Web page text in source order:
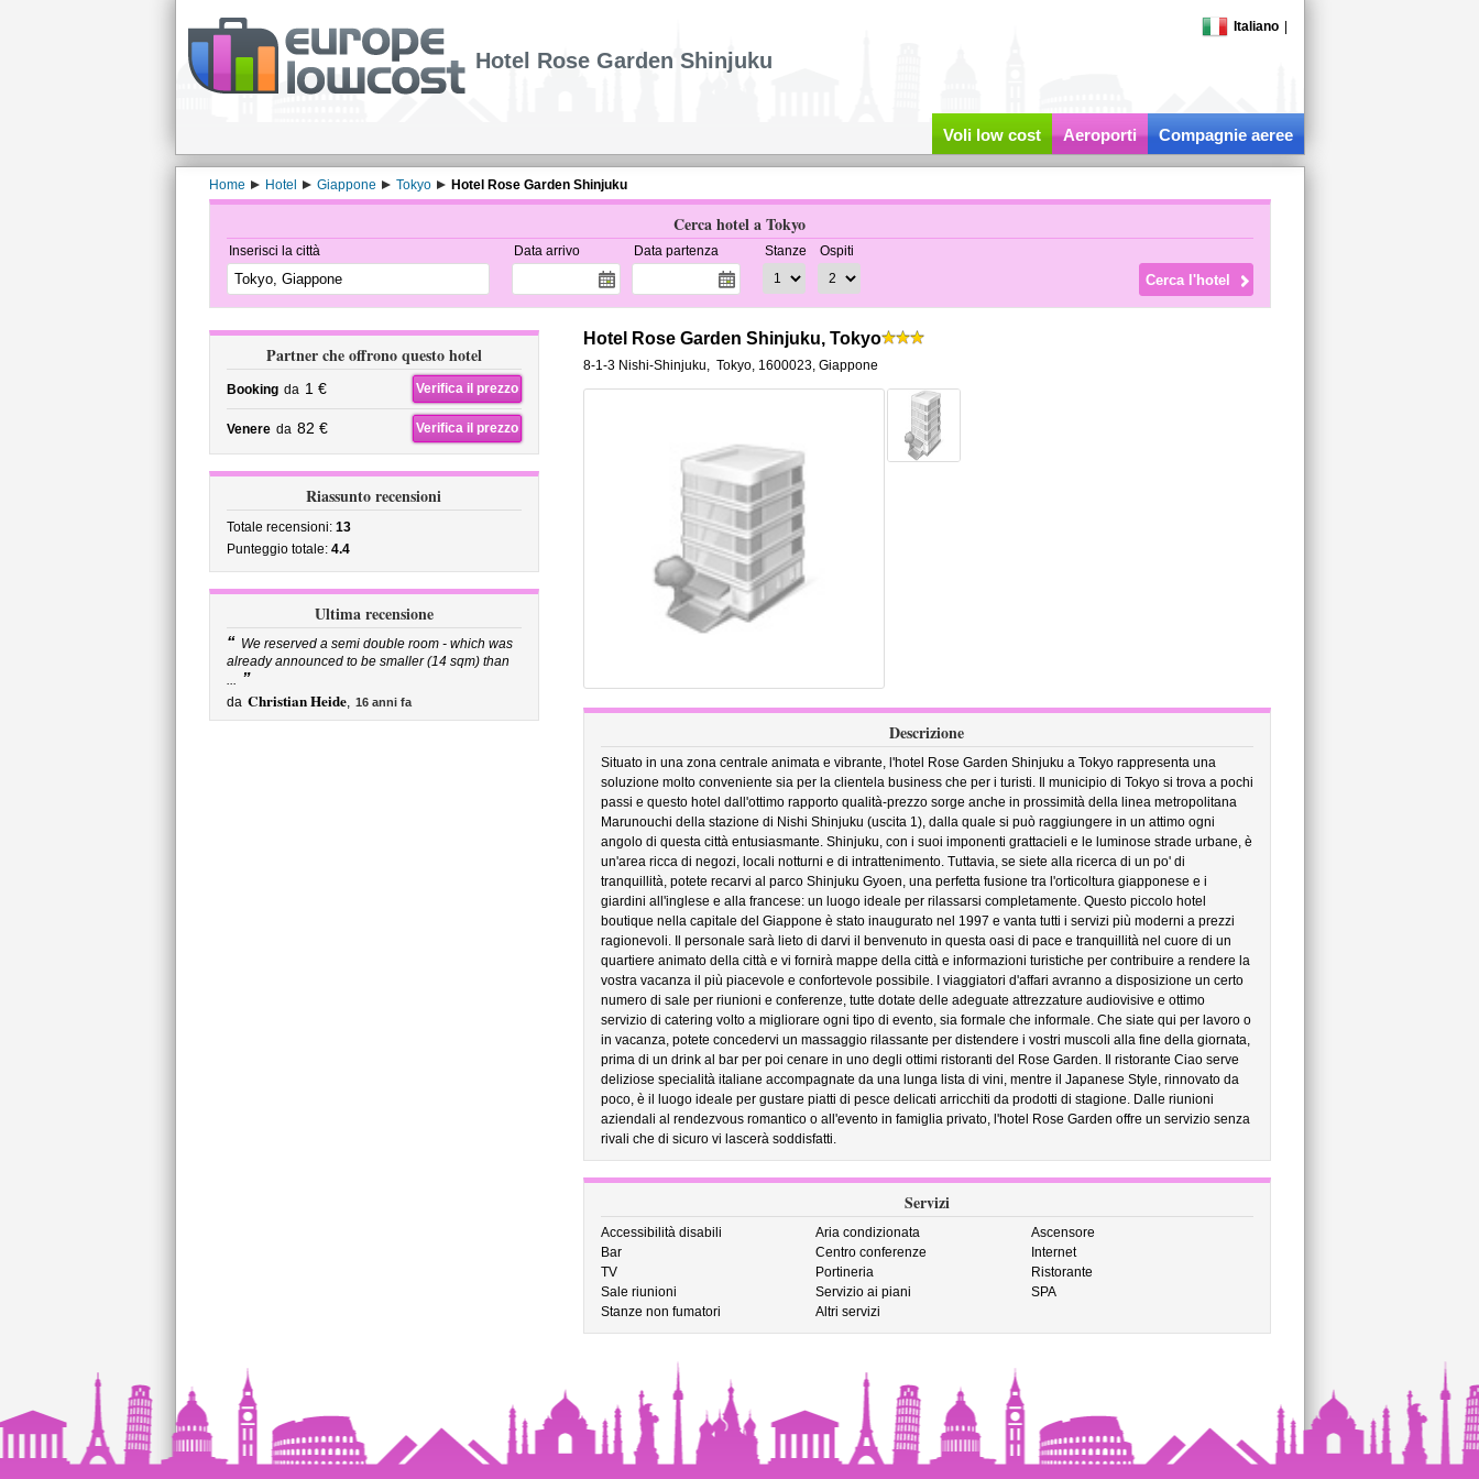
Italiano
Hotel Rose Garden Shinjuku
Voli low cost Aeroporti Compagnie aeree
Home Hotel Giappone Tokyo Hotel Rose Garden Shinjuku
Cerca hotel a Tokyo
Inserisci la città Data arrivo Data partenza Stanze Ospiti
Partner che offrono questo hotel
Booking da 1 € Verifica il prezzo
Venere da 82 € Verifica il prezzo
Riassunto recensioni
Totale recensioni: 13
Punteggio totale: 4.4
Ultima recensione
“ We reserved a semi double room - which was
already announced to be smaller (14 sqm) than
... ”
da Christian Heide, 16 anni fa
Hotel Rose Garden Shinjuku, Tokyo
8-1-3 Nishi-Shinjuku, Tokyo, 1600023, Giappone
Descrizione
Situato in una zona centrale animata e vibrante, l'hotel Rose Garden Shinjuku a Tokyo rappresenta una
soluzione molto conveniente sia per la clientela business che per i turisti. Il municipio di Tokyo si trova a pochi
passi e questo hotel dall'ottimo rapporto qualità-prezzo sorge anche in prossimità della linea metropolitana
Marunouchi della stazione di Nishi Shinjuku (uscita 1), dalla quale si può raggiungere in un attimo ogni
angolo di questa città entusiasmante. Shinjuku, con i suoi imponenti grattacieli e le luminose strade urbane, è
un'area ricca di negozi, locali notturni e di intrattenimento. Tuttavia, se siete alla ricerca di un po' di
tranquillità, potete recarvi al parco Shinjuku Gyoen, una perfetta fusione tra l'orticoltura giapponese e i
giardini all'inglese e alla francese: un luogo ideale per rilassarsi completamente. Questo piccolo hotel
boutique nella capitale del Giappone è stato inaugurato nel 1997 e vanta tutti i servizi più moderni a prezzi
ragionevoli. Il personale sarà lieto di darvi il benvenuto in questa oasi di pace e tranquillità nel cuore di un
quartiere animato della città e vi fornirà mappe della città e informazioni turistiche per contribuire a rendere la
vostra vacanza il più piacevole e confortevole possibile. I viaggiatori d'affari avranno a disposizione un certo
numero di sale per riunioni e conferenze, tutte dotate delle adeguate attrezzature audiovisive e ottimo
servizio di catering volto a migliorare ogni tipo di evento, sia formale che informale. Che siate qui per lavoro o
in vacanza, potete concedervi un massaggio rilassante per distendere i vostri muscoli alla fine della giornata,
prima di un drink al bar per poi cenare in uno degli ottimi ristoranti del Rose Garden. Il ristorante Ciao serve
deliziose specialità italiane accompagnate da una lunga lista di vini, mentre il Japanese Style, rinnovato da
poco, è il luogo ideale per gustare piatti di pesce delicati arricchiti da prodotti di stagione. Dalle riunioni
aziendali al rendezvous romantico o all'evento in famiglia privato, l'hotel Rose Garden offre un servizio senza
rivali che di sicuro vi lascerà soddisfatti.
Servizi
Accessibilità disabili Aria condizionata
Ascensore
Bar
Centro conferenze
Internet
TV
Portineria
Ristorante
Sale riunioni
Servizio ai piani
SPA
Stanze non fumatori
Altri servizi